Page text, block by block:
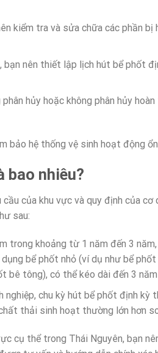
kiểm tra và sửa chữa các phần bị
nên thiết lập lịch hút bể phốt
hủy hoặc không phân hủy
bảo hệ thống vệ sinh hoạt động
bao nhiêu?
của khu vực và quy định của cơ
sau:
trong khoảng từ 1 năm đến 3
bể phốt nhỏ (ví dụ như bể
bê tông), có thể kéo dài đến 3
chu kỳ hút bể phốt định kỳ
thải sinh hoạt thường lớn hơn
cụ thể trong Thái Nguyên, bạn